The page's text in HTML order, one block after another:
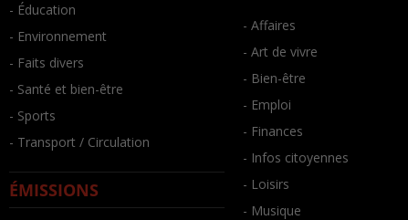
- Éducation
- Environnement
- Faits divers
- Santé et bien-être
- Sports
- Transport / Circulation
ÉMISSIONS
- Affaires
- Art de vivre
- Bien-être
- Emploi
- Finances
- Infos citoyennes
- Loisirs
- Musique